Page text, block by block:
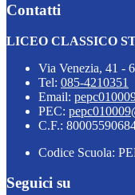
Contatti
LICEO CLASSICO
Via Venezia, 41 -
Tel: 085-4210351
Email:
PEC:
C.F.:
Codice Scuola:
Seguici su